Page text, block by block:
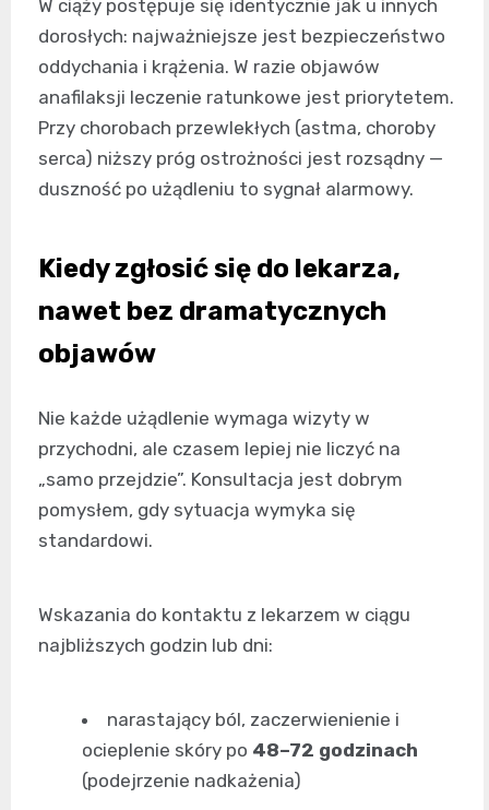
W ciąży postępuje się identycznie jak u innych
dorosłych: najważniejsze jest bezpieczeństwo
oddychania i krążenia. W razie objawów
anafilaksji leczenie ratunkowe jest priorytetem.
Przy chorobach przewlekłych (astma, choroby
serca) niższy próg ostrożności jest rozsądny —
duszność po użądleniu to sygnał alarmowy.
Kiedy zgłosić się do lekarza,
nawet bez dramatycznych
objawów
Nie każde użądlenie wymaga wizyty w
przychodni, ale czasem lepiej nie liczyć na
„samo przejdzie”. Konsultacja jest dobrym
pomysłem, gdy sytuacja wymyka się
standardowi.
Wskazania do kontaktu z lekarzem w ciągu
najbliższych godzin lub dni:
narastający ból, zaczerwienienie i
ocieplenie skóry po 48–72 godzinach
(podejrzenie nadkażenia)